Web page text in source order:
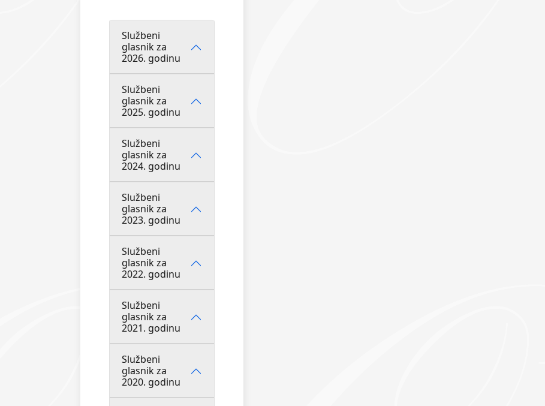
Službeni
glasnik za
2026. godinu
Službeni
glasnik za
2025. godinu
Službeni
glasnik za
2024. godinu
Službeni
glasnik za
2023. godinu
Službeni
glasnik za
2022. godinu
Službeni
glasnik za
2021. godinu
Službeni
glasnik za
2020. godinu